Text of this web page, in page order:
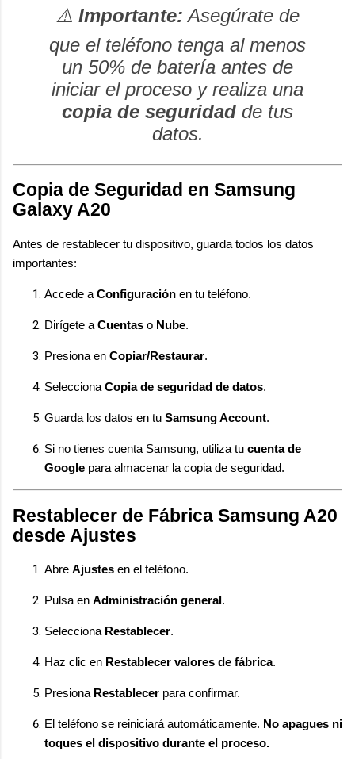
⚠️ Importante: Asegúrate de
que el teléfono tenga al menos
un 50% de batería antes de
iniciar el proceso y realiza una
copia de seguridad de tus
datos.
Copia de Seguridad en Samsung
Galaxy A20
Antes de restablecer tu dispositivo, guarda todos los datos
importantes:
Accede a Configuración en tu teléfono.
Dirígete a Cuentas o Nube.
Presiona en Copiar/Restaurar.
Selecciona Copia de seguridad de datos.
Guarda los datos en tu Samsung Account.
Si no tienes cuenta Samsung, utiliza tu cuenta de
Google para almacenar la copia de seguridad.
Restablecer de Fábrica Samsung A20
desde Ajustes
Abre Ajustes en el teléfono.
Pulsa en Administración general.
Selecciona Restablecer.
Haz clic en Restablecer valores de fábrica.
Presiona Restablecer para confirmar.
El teléfono se reiniciará automáticamente. No apagues ni
toques el dispositivo durante el proceso.